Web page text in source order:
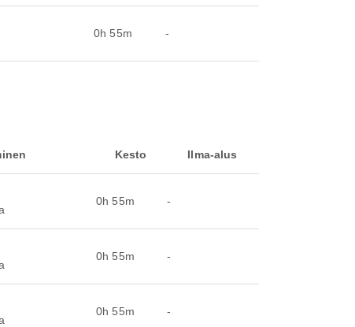
0h 55m -
Kesto Ilma-alus
0h 55m -
0h 55m -
0h 55m -